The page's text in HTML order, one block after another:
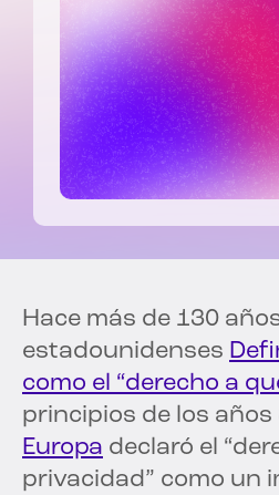
Hace más de 130
estadounidenses
como el “derecho a
principios de los años
Europa declaró el
privacidad” como un